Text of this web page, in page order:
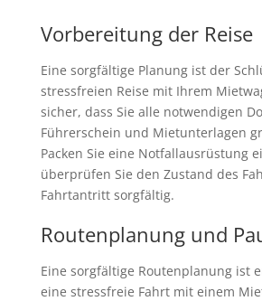
Vorbereitung der Reise
Eine sorgfältige Planung ist der
stressfreien Reise mit Ihrem
sicher, dass Sie alle notwendigen
Führerschein und Mietunterlagen
Packen Sie eine Notfallausrüstung
überprüfen Sie den Zustand des
Fahrtantritt sorgfältig.
Routenplanung und
Eine sorgfältige Routenplanung ist
eine stressfreie Fahrt mit einem